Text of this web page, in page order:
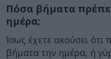
Πόσα βήματα
ημέρα;
Ίσως έχετε ακούσει ότι
βήματα την ημέρα, ή